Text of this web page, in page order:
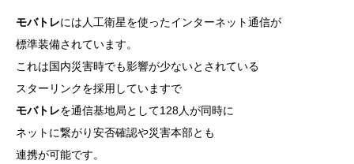
モバトレには人工衛星を使ったインターネット通信が
標準装備されています。
これは国内災害時でも影響が少ないとされている
スターリンクを採用していますで
モバトレを通信基地局として128人が同時に
ネットに繋がり安否確認や災害本部とも
連携が可能です。